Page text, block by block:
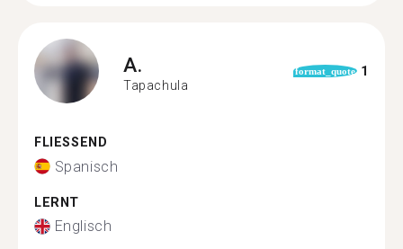
A.
Tapachula
format_quote 1
FLIESSEND
Spanisch
LERNT
Englisch